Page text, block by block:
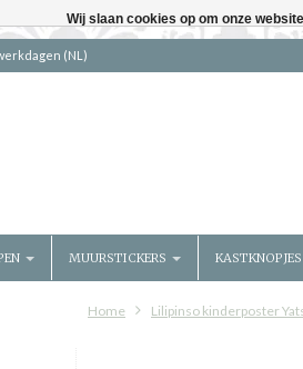
(NL)
MUURSTICKERS KASTKNOPJES
Home Lilipinso kinderposter
Wij slaan cookies op om onze